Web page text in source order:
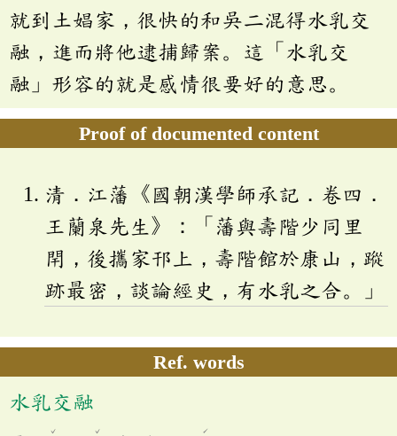
就到土娼家，很快的和吳二混得水乳交
融，進而將他逮捕歸案。這「水乳交
融」形容的就是感情很要好的意思。
Proof of documented content
清．江藩《國朝漢學師承記．卷四．
王蘭泉先生》：「藩與壽階少同里
閈，後攜家邗上，壽階館於康山，蹤
跡最密，談論經史，有水乳之合。」
Ref. words
水乳交融
ˇ ˇ ˊ